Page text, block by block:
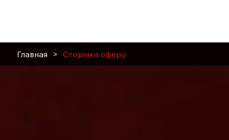
Главная > Сторінка оферу